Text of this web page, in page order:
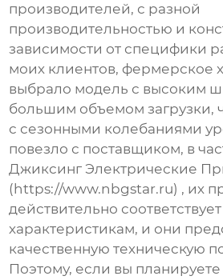
производителей, с разной
производительностью и
зависимости от специфики
моих клиентов, фермерское
выбрало модель с высоким
большим объемом загрузки,
с сезонными колебаниями
повезло с поставщиком, в
Джиксинг Электрические
(https://www.nbgstar.ru) , их
действительно
характеристикам, и они
качественную техническую
Поэтому, если вы